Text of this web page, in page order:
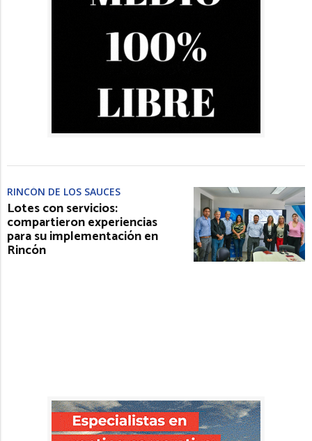
RINCÓN DE LOS SAUCES
Lotes con servicios:
compartieron experiencias
para su implementación en
Rincón